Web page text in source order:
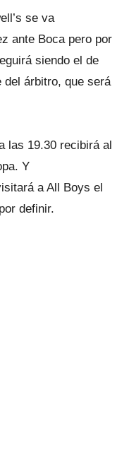
se va
ante Boca pero por
siendo el de
del árbitro, que será
las 19.30 recibirá al
Y
a All Boys el
definir.